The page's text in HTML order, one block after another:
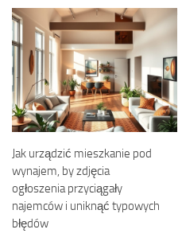
Jak urządzić mieszkanie pod
wynajem, by zdjęcia
ogłoszenia przyciągały
najemców i uniknąć typowych
błędów